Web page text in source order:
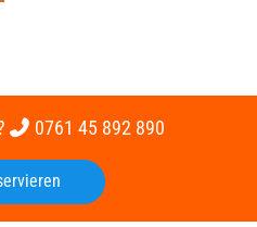
0761 45 892 890